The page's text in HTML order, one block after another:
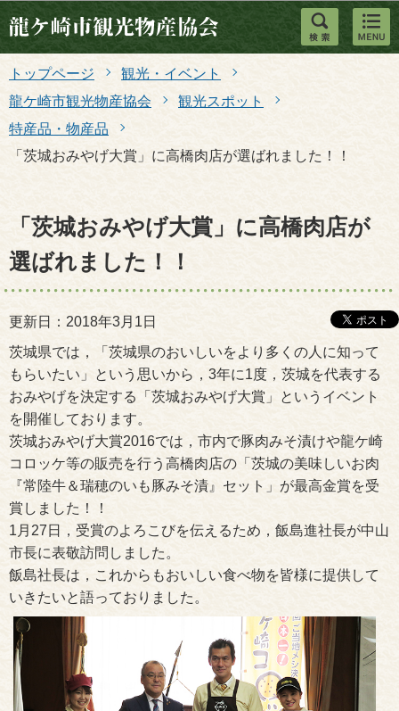
このページの本文へ移動
トップページ
観光・イベント
龍ケ崎市観光物産協会
観光スポット
特産品・物産品
「茨城おみやげ大賞」に高橋肉店が選ばれました！！
「茨城おみやげ大賞」に高橋肉店が
選ばれました！！
更新日：2018年3月1日
茨城県では，「茨城県のおいしいをより多くの人に知って
もらいたい」という思いから，3年に1度，茨城を代表する
おみやげを決定する「茨城おみやげ大賞」というイベント
を開催しております。
茨城おみやげ大賞2016では，市内で豚肉みそ漬けや龍ケ崎
コロッケ等の販売を行う高橋肉店の「茨城の美味しいお肉
『常陸牛＆瑞穂のいも豚みそ漬』セット」が最高金賞を受
賞しました！！
1月27日，受賞のよろこびを伝えるため，飯島進社長が中山
市長に表敬訪問しました。
飯島社長は，これからもおいしい食べ物を皆様に提供して
いきたいと語っておりました。